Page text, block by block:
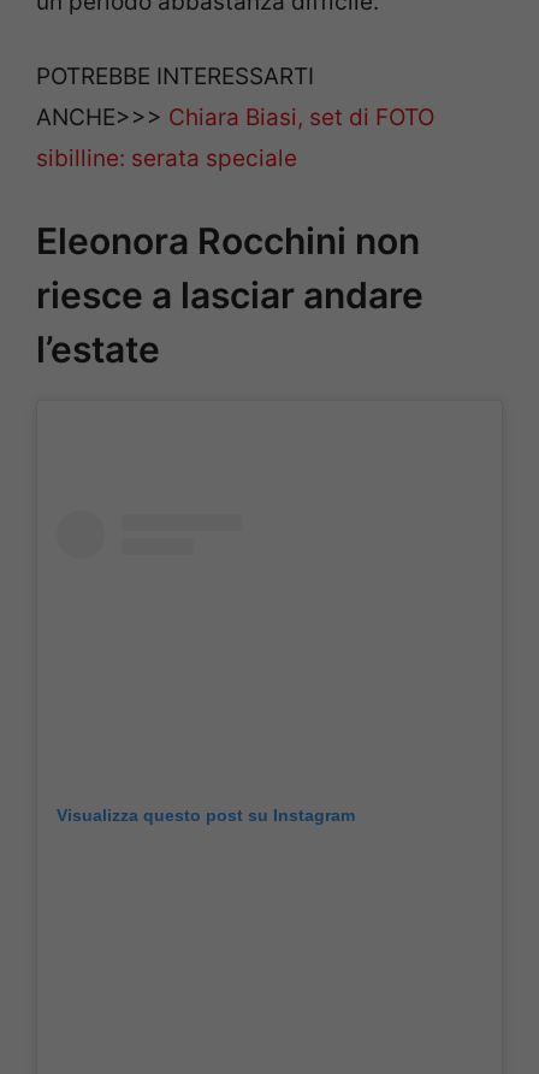
POTREBBE INTERESSARTI
ANCHE>>> Chiara Biasi, set di FOTO
sibilline: serata speciale
Eleonora Rocchini non
riesce a lasciar andare
l’estate
Visualizza questo post su Instagram